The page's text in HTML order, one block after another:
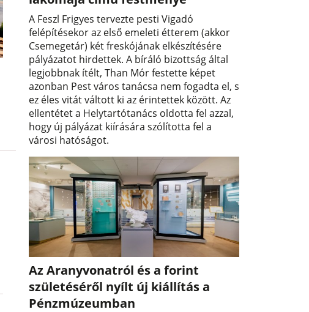
A Feszl Frigyes tervezte pesti Vigadó
felépítésekor az első emeleti étterem (akkor
Csemegetár) két freskójának elkészítésére
pályázatot hirdettek. A bíráló bizottság által
legjobbnak ítélt, Than Mór festette képet
azonban Pest város tanácsa nem fogadta el, s
ez éles vitát váltott ki az érintettek között. Az
ellentétet a Helytartótanács oldotta fel azzal,
hogy új pályázat kiírására szólította fel a
városi hatóságot.
Az Aranyvonatról és a forint
születéséről nyílt új kiállítás a
Pénzmúzeumban